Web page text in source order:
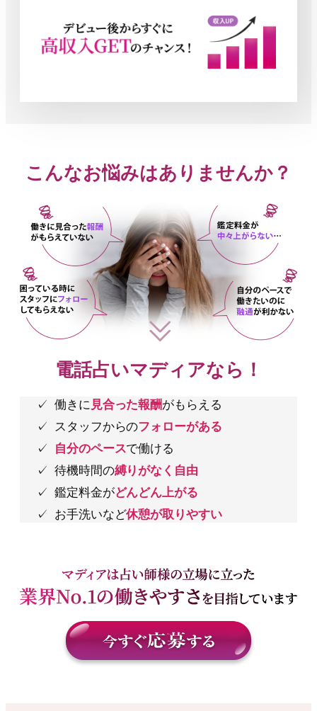
こんなお悩みはありませんか？
電話占いマディアなら！
働きに 見合った報酬がもらえる
スタッフからのフォローがある
自分のペースで働ける
待機時間の縛りがなく自由
鑑定料金がどんどん上がる
お手洗いなど休憩が取りやすい